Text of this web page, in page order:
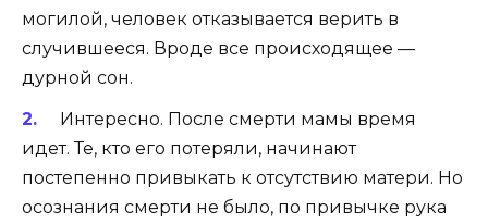
могилой, человек отказывается верить в
случившееся. Вроде все происходящее —
дурной сон.
Интересно. После смерти мамы время
идет. Те, кто его потеряли, начинают
постепенно привыкать к отсутствию матери. Но
осознания смерти не было, по привычке рука